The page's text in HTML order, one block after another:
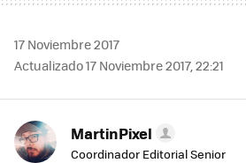
17 Noviembre 2017
Actualizado 17 Noviembre 2017, 22:21
MartinPixel
Coordinador Editorial Senior